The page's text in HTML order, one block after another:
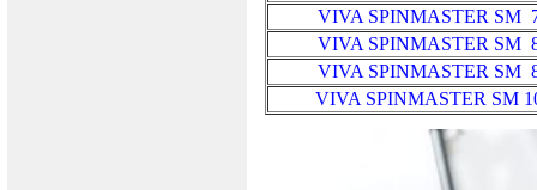
VIVA SPINMASTER SM
VIVA SPINMASTER SM
VIVA SPINMASTER SM
VIVA SPINMASTER SM